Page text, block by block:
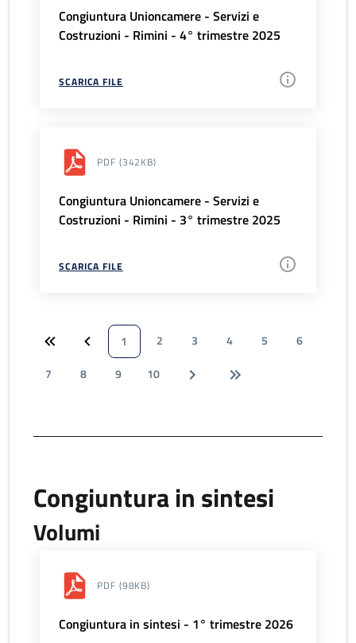
Congiuntura Unioncamere - Servizi e
Costruzioni - Rimini - 4° trimestre 2025
SCARICA FILE
PDF (342KB)
Congiuntura Unioncamere - Servizi e
Costruzioni - Rimini - 3° trimestre 2025
SCARICA FILE
1 2 3 4 5
6
7
8 9 10
Congiuntura in sintesi
Volumi
PDF (98KB)
Congiuntura in sintesi - 1° trimestre 2026